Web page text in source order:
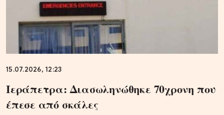
15.07.2026, 12:23
Ιεράπετρα: Διασωληνώθηκε 70χρονη που
έπεσε από σκάλες